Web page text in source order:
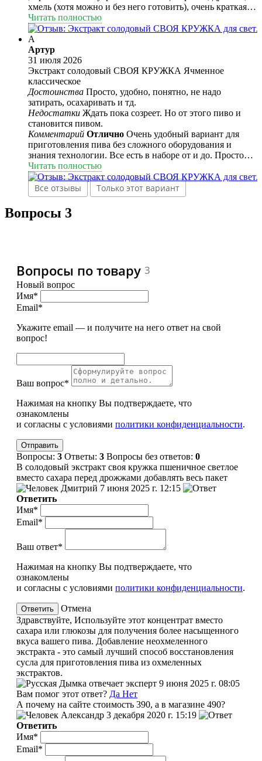
фото - Жигулевское из набора, купленного в РД, 10 день
после покупки набора.
хмель (хотя можно и без него готовить), очень краткая
инструкция:-). При варке сусла появляется приятный
запах как в пекарне. Пахнет хлебом.
Читать полностью
А
Артур
31 июля 2026
Экстракт солодовый СВОЯ КРУЖКА Ячменное
классическое
Достоинства Просто, удобно, понятно, не надо
затирать, осахаривать и тд.
Недостатки Ждать пока созреет. Но от этого пиво и
становится пивом.
Комментарий Отлично Очень удобный вариант для
приготовления пива без сложного оборудования и
знания технологии. Все есть в наборе от и до. Просто
следуйте инструкции и получится пиво уровня дорогого
паба
Читать полностью
Все отзывы Только этот вариант
Вопросы 3
Вопросы по товару 3
Новый вопрос
Имя*
Email*
Укажите email — и получите на него ответ на свой
вопрос!
Ваш вопрос*
Нажимая на кнопку Вы подтверждаете, что
ознакомлены
и согласны с условиями политики конфиденциальности.
Вопросы: 3 Ответы: 3 Вопросы без ответов: 0
В солодовый экстракт своя кружка пшеничное светлое
вместо сахара перед дрожжами добавлять весь пакет
Дмитрий 7 июня 2025 г. 12:15
Ответить
Имя*
Email*
Ваш ответ*
Нажимая на кнопку Вы подтверждаете, что
ознакомлены
и согласны с условиями политики конфиденциальности.
Отмена
Здравствуйте, Используйте этот концентрат вместо
сахара или глюкозы для получения более насыщенного
вкуса вашего пива. Добавление неохмеленного
экстракта - это самый лучший способ восстановления
сусла для приготовления пива из охмеленных
экстрактов.
эксперт 9 июня 2025 г. 08:05
Вам помог этот ответ? Да Нет
А почему на сайте стоимость 390, а в магазине 490?
Александр 3 декабря 2020 г. 15:19
Ответить
Имя*
Email*